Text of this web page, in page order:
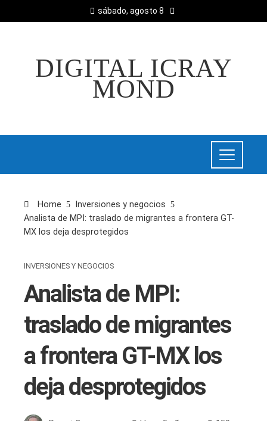
sábado, agosto 8
DIGITAL ICRAY
MOND
Home
Inversiones y negocios
Analista de MPI: traslado de migrantes a frontera GT-
MX los deja desprotegidos
INVERSIONES Y NEGOCIOS
Analista de MPI:
traslado de migrantes
a frontera GT-MX los
deja desprotegidos